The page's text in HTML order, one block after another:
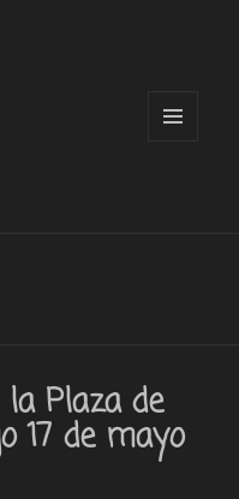
Plaza de
17 de mayo